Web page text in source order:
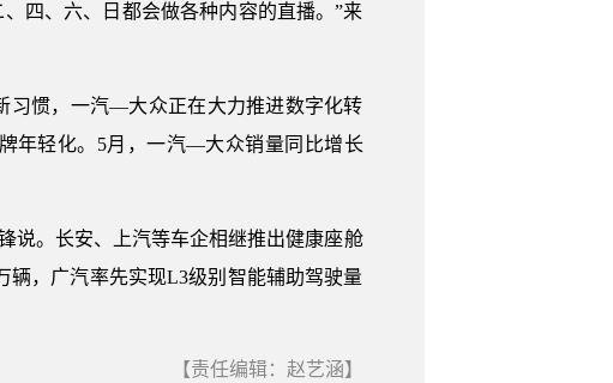
四、六、日都会做各种内容的直播。”来
习惯，一汽—大众正在大力推进数字化转
年轻化。5月，一汽—大众销量同比增长
说。长安、上汽等车企相继推出健康座舱
辆，广汽率先实现L3级别智能辅助驾驶量
【责任编辑：赵艺涵】